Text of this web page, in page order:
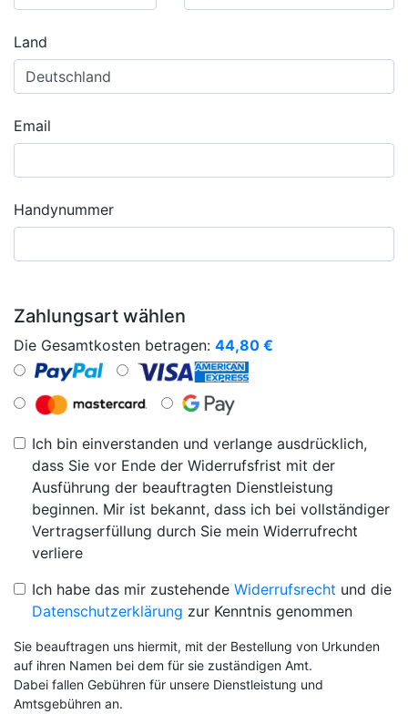
Land
Email
Handynummer
Zahlungsart wählen
Die Gesamtkosten betragen: 44,80 €
Ich bin einverstanden und verlange ausdrücklich,
dass Sie vor Ende der Widerrufsfrist mit der
Ausführung der beauftragten Dienstleistung
beginnen. Mir ist bekannt, dass ich bei vollständiger
Vertragserfüllung durch Sie mein Widerrufrecht
verliere
Ich habe das mir zustehende Widerrufsrecht und die
Datenschutzerklärung zur Kenntnis genommen
Sie beauftragen uns hiermit, mit der Bestellung von Urkunden
auf ihren Namen bei dem für sie zuständigen Amt.
Dabei fallen Gebühren für unsere Dienstleistung und
Amtsgebühren an.